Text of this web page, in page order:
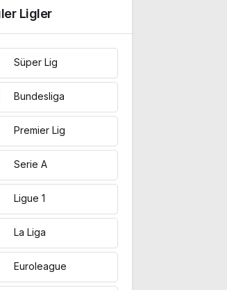
Ligler
Süper Lig
Bundesliga
Premier Lig
Serie A
Ligue 1
La Liga
Euroleague